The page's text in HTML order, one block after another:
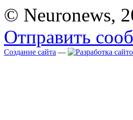
© Neuronews,
Отправить
Создание сайта —